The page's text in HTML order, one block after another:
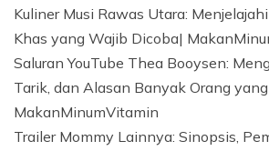
Kuliner Musi Rawas Utara:
Khas yang Wajib Dicoba|
Saluran YouTube Thea Booysen:
Tarik, dan Alasan Banyak Orang
MakanMinumVitamin
Trailer Mommy Lainnya: Sinopsis,